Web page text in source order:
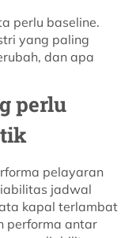
perlu baseline.
yang paling
dan apa
perlu
pelayaran
jadwal
kapal terlambat
performa antar